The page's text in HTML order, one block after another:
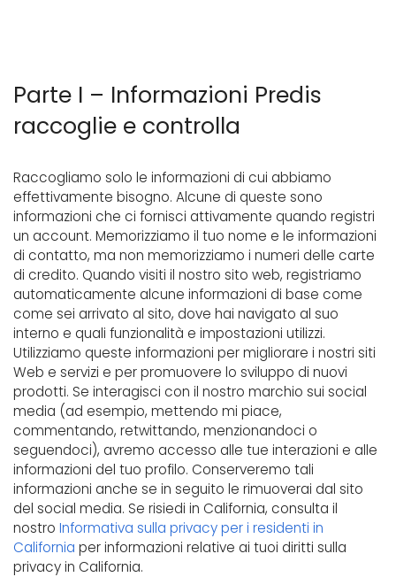
Parte I – Informazioni Predis
raccoglie e controlla
Raccogliamo solo le informazioni di cui abbiamo
effettivamente bisogno. Alcune di queste sono
informazioni che ci fornisci attivamente quando registri
un account. Memorizziamo il tuo nome e le informazioni
di contatto, ma non memorizziamo i numeri delle carte
di credito. Quando visiti il ​​nostro sito web, registriamo
automaticamente alcune informazioni di base come
come sei arrivato al sito, dove hai navigato al suo
interno e quali funzionalità e impostazioni utilizzi.
Utilizziamo queste informazioni per migliorare i nostri siti
Web e servizi e per promuovere lo sviluppo di nuovi
prodotti. Se interagisci con il nostro marchio sui social
media (ad esempio, mettendo mi piace,
commentando, retwittando, menzionandoci o
seguendoci), avremo accesso alle tue interazioni e alle
informazioni del tuo profilo. Conserveremo tali
informazioni anche se in seguito le rimuoverai dal sito
del social media. Se risiedi in California, consulta il
nostro Informativa sulla privacy per i residenti in
California per informazioni relative ai tuoi diritti sulla
privacy in California.